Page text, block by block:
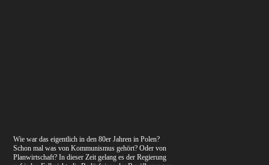
Wie war das eigentlich in den 80er Jahren in Polen?
Schon mal was von Kommunismus gehört? Oder von
Planwirtschaft? In dieser Zeit gelang es der Regierung